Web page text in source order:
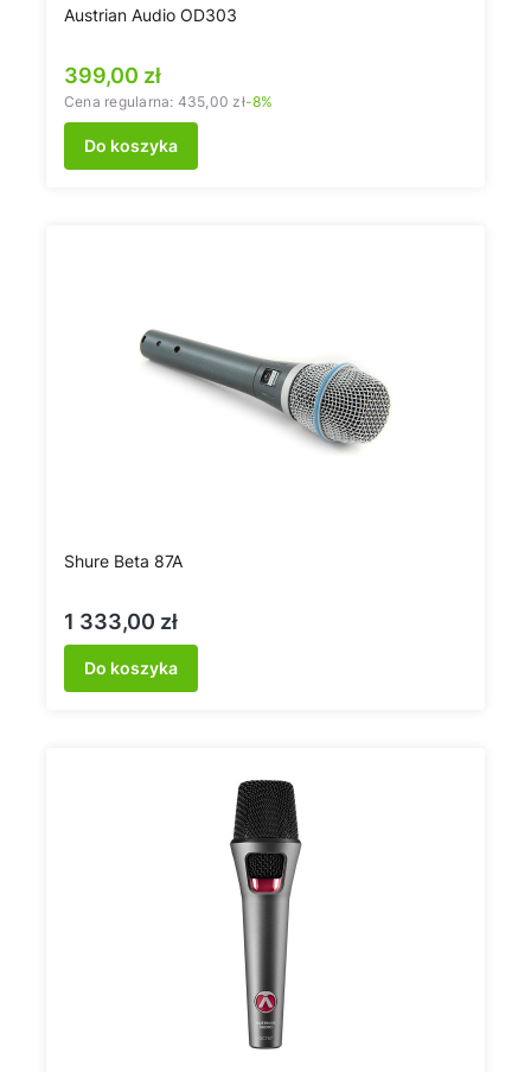
Austrian Audio OD303
Cena promocyjna
399,00 zł
Cena regularna: 435,00 zł-8%
Do koszyka
Shure Beta 87A
Cena
1 333,00 zł
Do koszyka